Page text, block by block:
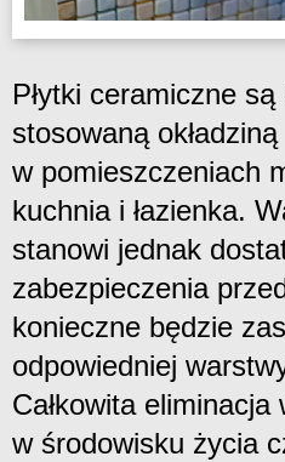
Płytki ceramiczne
stosowaną okładziną
w pomieszczeniach
kuchnia i łazienka.
stanowi jednak
zabezpieczenia
konieczne będzie
odpowiedniej
Całkowita eliminacja
w środowisku życia